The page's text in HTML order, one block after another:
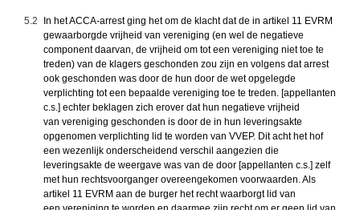
5.2
In het ACCA-arrest ging het om de klacht dat de in artikel 11 EVRM
gewaarborgde vrijheid van vereniging (en wel de negatieve
component daarvan, de vrijheid om tot een vereniging niet toe te
treden) van de klagers geschonden zou zijn en volgens dat arrest
ook geschonden was door de hun door de wet opgelegde
verplichting tot een bepaalde vereniging toe te treden. [appellanten
c.s.] echter beklagen zich erover dat hun negatieve vrijheid
van vereniging geschonden is door de in hun leveringsakte
opgenomen verplichting lid te worden van VVEP. Dit acht het hof
een wezenlijk onderscheidend verschil aangezien die
leveringsakte de weergave was van de door [appellanten c.s.] zelf
met hun rechtsvoorganger overeengekomen voorwaarden. Als
artikel 11 EVRM aan de burger het recht waarborgt lid van